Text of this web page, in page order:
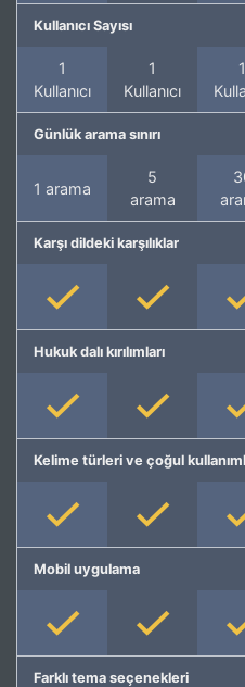
Kullanıcı Sayısı
1
Kullanıcı
1
Kullanıcı
1
Günlük arama sınırı
1 arama
5
arama
Karşı dildeki karşılıklar
Hukuk dalı kırılımları
Kelime türleri ve çoğul
Mobil uygulama
Farklı tema seçenekleri